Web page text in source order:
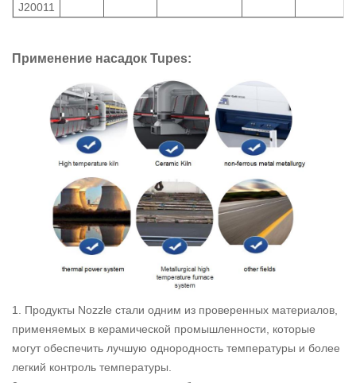
J20011
Применение насадок Tupes:
1. Продукты Nozzle стали одним из проверенных материалов,
применяемых в керамической промышленности, которые
могут обеспечить лучшую однородность температуры и более
легкий контроль температуры.